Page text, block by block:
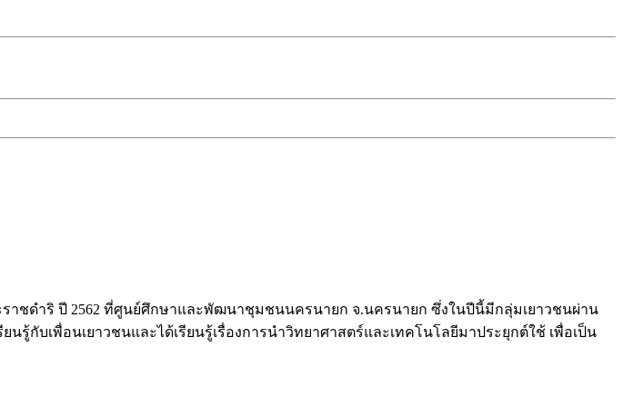
ชดำริ ปี 2562 ที่ศูนย์ศึกษาและพัฒนาชุมชนนครนายก จ.นครนายก ซึ่งในปีนี้มีกลุ่มเยาวชนผ่าน
รู้กับเพื่อนเยาวชนและได้เรียนรู้เรื่องการนำวิทยาศาสตร์และเทคโนโลยีมาประยุกต์ใช้ เพื่อเป็น